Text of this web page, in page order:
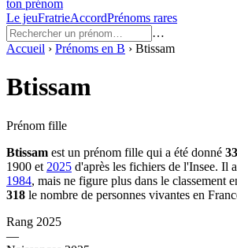
ton prénom
Le jeuFratrieAccordPrénoms rares
…
Accueil › Prénoms en B › Btissam
Btissam
Prénom fille
Btissam est un prénom fille qui a été donné
1900 et 2025 d'après les fichiers de l'Insee. Il
1984, mais ne figure plus dans le classement
318 le nombre de personnes vivantes en
Rang 2025
—